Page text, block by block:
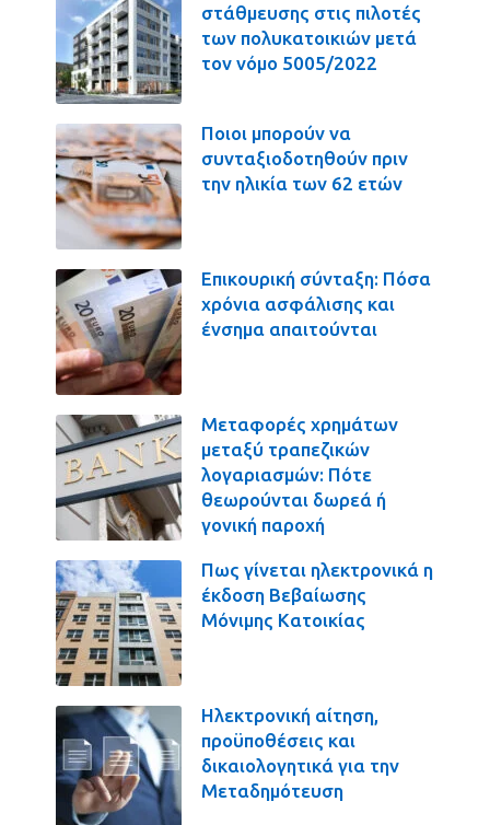
στάθμευσης στις πιλοτές
των πολυκατοικιών μετά
τον νόμο 5005/2022
Ποιοι μπορούν να
συνταξιοδοτηθούν πριν
την ηλικία των 62 ετών
Επικουρική σύνταξη: Πόσα
χρόνια ασφάλισης και
ένσημα απαιτούνται
Μεταφορές χρημάτων
μεταξύ τραπεζικών
λογαριασμών: Πότε
θεωρούνται δωρεά ή
γονική παροχή
Πως γίνεται ηλεκτρονικά η
έκδοση Βεβαίωσης
Μόνιμης Κατοικίας
Ηλεκτρονική αίτηση,
προϋποθέσεις και
δικαιολογητικά για την
Μεταδημότευση